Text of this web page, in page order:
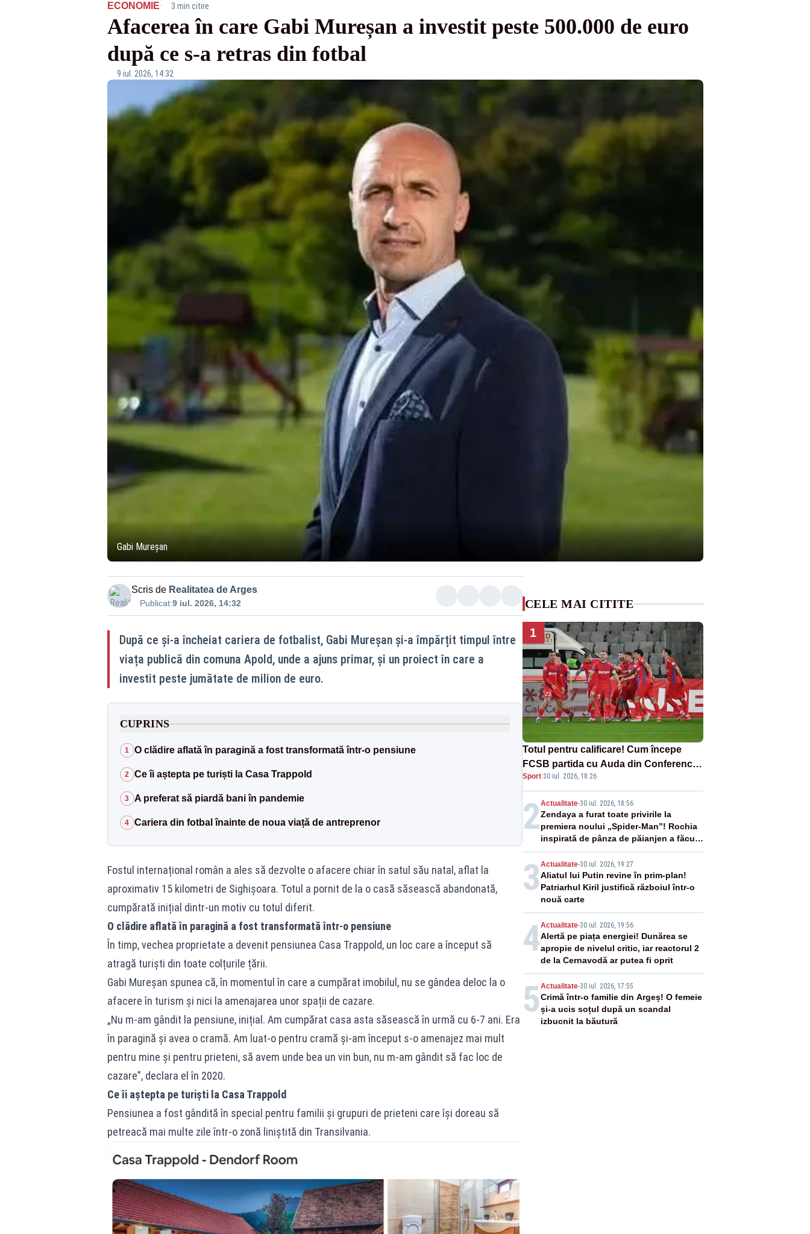
ECONOMIE· 3 min citire
Afacerea în care Gabi Mureșan a investit peste 500.000 de euro
după ce s-a retras din fotbal
9 iul. 2026, 14:32
Gabi Mureșan
Scris de Realitatea de Arges
Publicat:9 iul. 2026, 14:32
După ce și-a încheiat cariera de fotbalist, Gabi Mureșan și-a împărțit timpul între
viața publică din comuna Apold, unde a ajuns primar, și un proiect în care a
investit peste jumătate de milion de euro.
CUPRINS
1 O clădire aflată în paragină a fost transformată într-o pensiune
2 Ce îi aștepta pe turiști la Casa Trappold
3 A preferat să piardă bani în pandemie
4 Cariera din fotbal înainte de noua viață de antreprenor
Fostul internațional român a ales să dezvolte o afacere chiar în satul său natal, aflat la
aproximativ 15 kilometri de Sighișoara. Totul a pornit de la o casă săsească abandonată,
cumpărată inițial dintr-un motiv cu totul diferit.
O clădire aflată în paragină a fost transformată într-o pensiune
În timp, vechea proprietate a devenit pensiunea Casa Trappold, un loc care a început să
atragă turiști din toate colțurile țării.
Gabi Mureșan spunea că, în momentul în care a cumpărat imobilul, nu se gândea deloc la o
afacere în turism și nici la amenajarea unor spații de cazare.
„Nu m-am gândit la pensiune, inițial. Am cumpărat casa asta săsească în urmă cu 6-7 ani. Era
în paragină și avea o cramă. Am luat-o pentru cramă și-am început s-o amenajez mai mult
pentru mine și pentru prieteni, să avem unde bea un vin bun, nu m-am gândit să fac loc de
cazare”, declara el în 2020.
Ce îi aștepta pe turiști la Casa Trappold
Pensiunea a fost gândită în special pentru familii și grupuri de prieteni care își doreau să
petreacă mai multe zile într-o zonă liniștită din Transilvania.
CELE MAI CITITE
1
Totul pentru calificare! Cum începe
FCSB partida cu Auda din Conference
League
Sport·30 iul. 2026, 18:26
2Actualitate-30 iul. 2026, 18:56
Zendaya a furat toate privirile la
premiera noului „Spider-Man”! Rochia
inspirată de pânza de păianjen a făcut
senzație
3 Actualitate-30 iul. 2026, 19:27
Aliatul lui Putin revine în prim-plan!
Patriarhul Kiril justifică războiul într-o
nouă carte
4Actualitate-30 iul. 2026, 19:56
Alertă pe piața energiei! Dunărea se
apropie de nivelul critic, iar reactorul 2
de la Cernavodă ar putea fi oprit
5 Actualitate-30 iul. 2026, 17:55
Crimă într-o familie din Argeș! O femeie
și-a ucis soțul după un scandal
izbucnit la băutură